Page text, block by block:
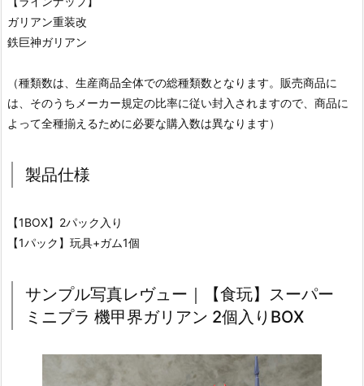
ガリアン重装改
鉄巨神ガリアン
（種類数は、生産商品全体での総種類数となります。販売商品に
は、そのうちメーカー規定の比率に従い封入されますので、商品に
よって全種揃えるために必要な購入数は異なります）
製品仕様
【1BOX】2パック入り
【1パック】玩具+ガム1個
サンプル写真レヴュー｜【食玩】スーパー
ミニプラ 機甲界ガリアン 2個入りBOX